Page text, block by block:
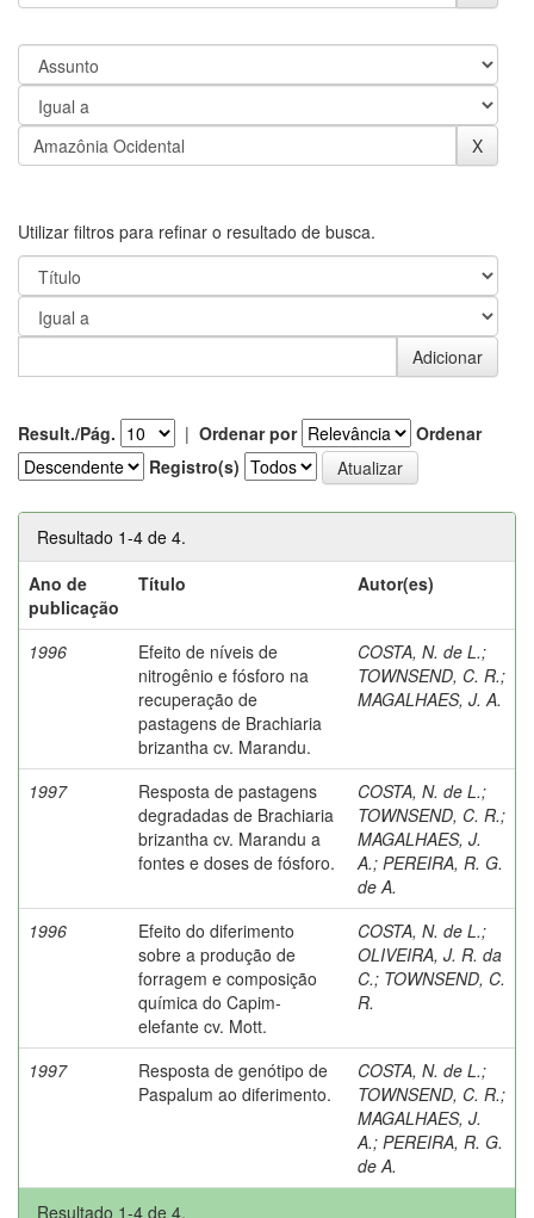
Utilizar filtros para refinar o resultado de busca.
Result./Pág. | Ordenar por
Ordenar
Registro(s)
Resultado 1-4 de 4.
Ano de
publicação
Título Autor(es)
1996
Efeito de níveis de
nitrogênio e fósforo na
recuperação de
pastagens de Brachiaria
brizantha cv. Marandu.
COSTA, N. de L.;
TOWNSEND, C. R.;
MAGALHAES, J. A.
1997
Resposta de pastagens
degradadas de Brachiaria
brizantha cv. Marandu a
fontes e doses de fósforo.
COSTA, N. de L.;
TOWNSEND, C. R.;
MAGALHAES, J.
A.; PEREIRA, R. G.
de A.
1996
Efeito do diferimento
sobre a produção de
forragem e composição
química do Capim-
elefante cv. Mott.
COSTA, N. de L.;
OLIVEIRA, J. R. da
C.; TOWNSEND, C.
R.
1997
Resposta de genótipo de
Paspalum ao diferimento.
COSTA, N. de L.;
TOWNSEND, C. R.;
MAGALHAES, J.
A.; PEREIRA, R. G.
de A.
Resultado 1-4 de 4.